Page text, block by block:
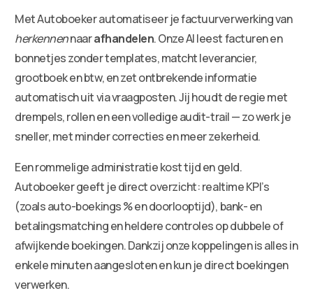
Met Autoboeker automatiseer je factuurverwerking van
herkennennaarafhandelen. Onze AI leest facturen en
bonnetjes zonder templates, matcht leverancier,
grootboek en btw, en zet ontbrekende informatie
automatisch uit via vraagposten. Jij houdt de regie met
drempels, rollen en een volledige audit-trail — zo werk je
sneller, met minder correcties en meer zekerheid.
Een rommelige administratie kost tijd en geld.
Autoboeker geeft je direct overzicht: realtime KPI’s
(zoals auto-boekings % en doorlooptijd), bank- en
betalingsmatching en heldere controles op dubbele of
afwijkende boekingen. Dankzij onze koppelingen is alles in
enkele minuten aangesloten en kun je direct boekingen
verwerken.